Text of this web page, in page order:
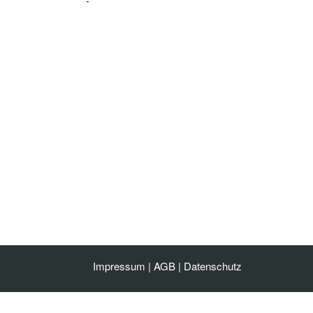
Impressum | AGB | Datenschutz